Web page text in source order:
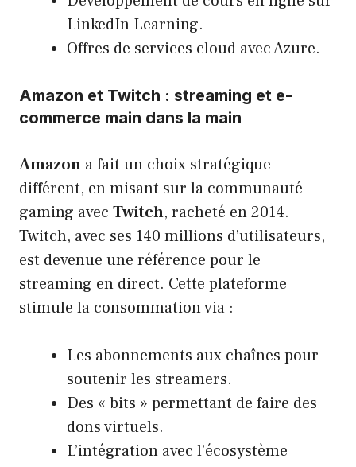
LinkedIn Learning.
Offres de services cloud avec Azure.
Amazon et Twitch : streaming et e-
commerce main dans la main
Amazon a fait un choix stratégique
différent, en misant sur la communauté
gaming avec Twitch, racheté en 2014.
Twitch, avec ses 140 millions d’utilisateurs,
est devenue une référence pour le
streaming en direct. Cette plateforme
stimule la consommation via :
Les abonnements aux chaînes pour
soutenir les streamers.
Des « bits » permettant de faire des
dons virtuels.
L’intégration avec l’écosystème